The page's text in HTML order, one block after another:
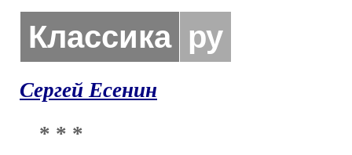
Классика ру
Сергей Есенин
* * *